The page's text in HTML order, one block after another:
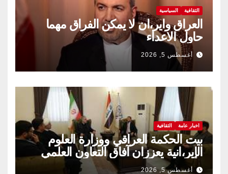
الثقافية السياسية
العراق واير،ان لا يمكن الفراق مهما
حاول الاعداء
أغسطس 5, 2026
اخبار عامة الثقافية
بيت الحكمة العراقي ووزارة العلوم
الإير،انية يعززان آفاق التعاون العلمي
والثقافي.
أغسطس 5, 2026